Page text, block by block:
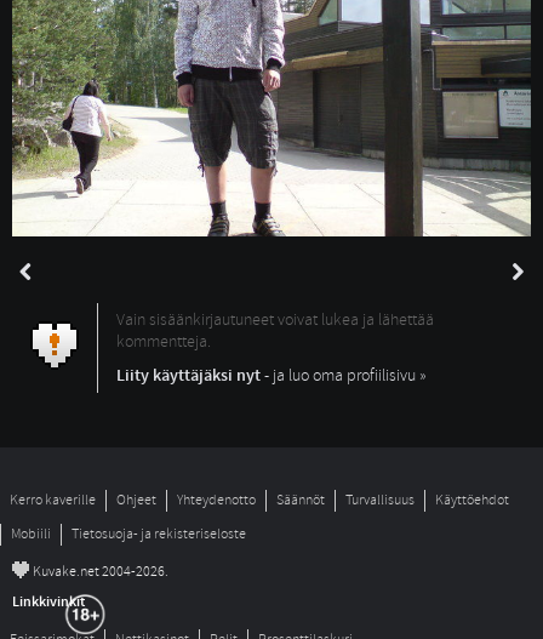
Vain sisäänkirjautuneet voivat lukea ja lähettää
kommentteja.
Liity käyttäjäksi nyt- ja luo oma profiilisivu »
Kerro kaverille Ohjeet Yhteydenotto Säännöt Turvallisuus
Käyttöehdot
Mobiili
Tietosuoja- ja rekisteriseloste
© Kuvake.net 2004-2026.
Linkkivinkit